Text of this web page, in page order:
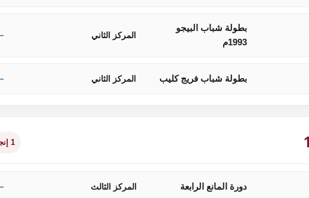
بطولة شباب البيجو
1993م
المركز الثاني
بطولة شباب فريج كليب المركز الثاني
1 إنجاز
دورة المانع الرابعة المركز الثالث